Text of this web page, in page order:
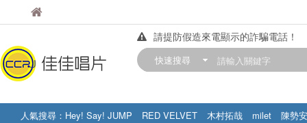
佳佳唱片
請提防假造來電顯示的詐騙電話！
【中華門市營業時間調整公告】
快速搜尋
人氣搜尋： Hey! Say! JUMP RED VELVET 木村拓哉 milet
陳勢安